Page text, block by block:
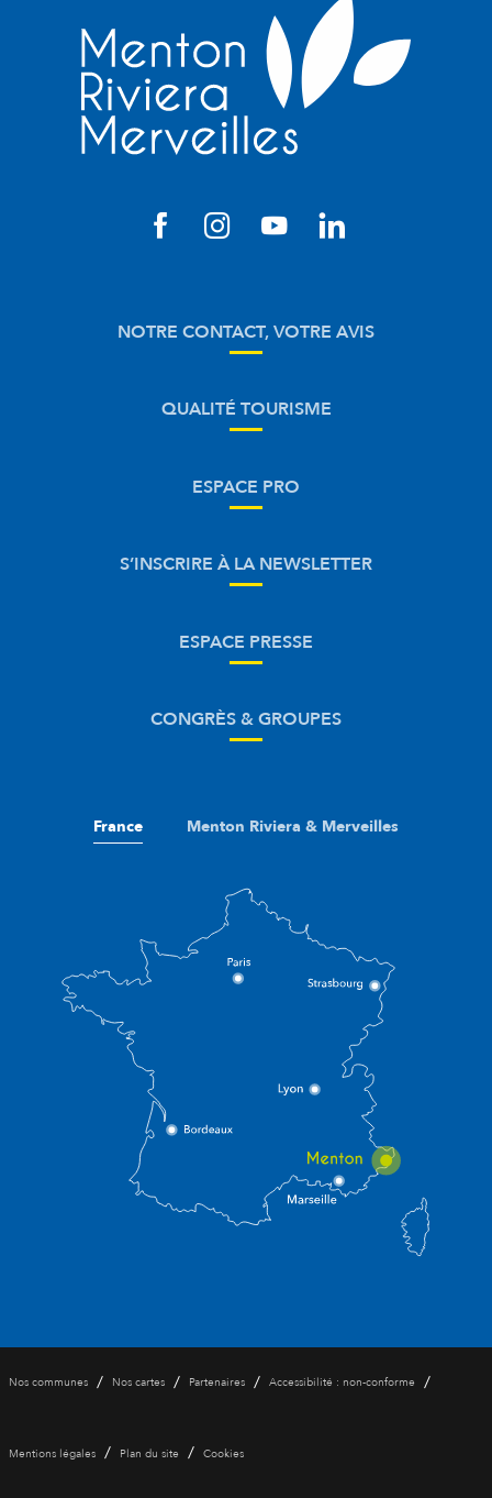
NOTRE CONTACT, VOTRE AVIS
QUALITÉ TOURISME
ESPACE PRO
S’INSCRIRE À LA NEWSLETTER
ESPACE PRESSE
CONGRÈS & GROUPES
France Menton Riviera & Merveilles
Nos communes / Nos cartes / Partenaires / Accessibilité : non-conforme /
Mentions légales / Plan du site / Cookies